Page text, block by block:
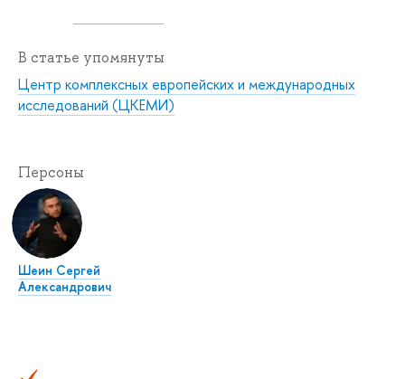
В статье упомянуты
Центр комплексных европейских и международных
исследований (ЦКЕМИ)
Персоны
Шеин Сергей
Александрович